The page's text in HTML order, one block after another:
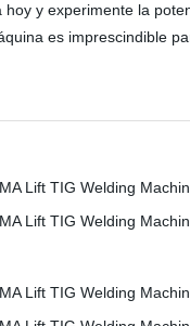
y experimente la
es imprescindible